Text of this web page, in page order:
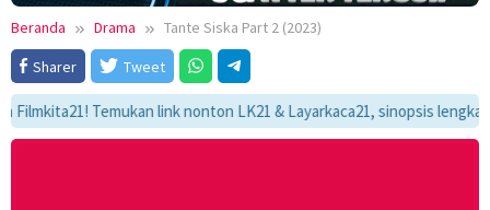
Beranda Drama
Tante Siska Part 2 (2023)
Sharer
Tweet
Temukan link nonton LK21 & Layarkaca21, sinopsis lengkap,